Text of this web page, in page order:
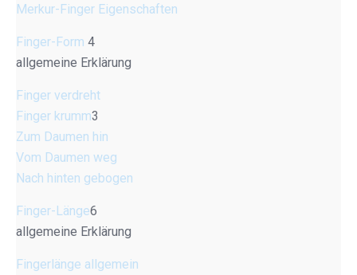
Merkur-Finger Eigenschaften
Finger-Form 4
allgemeine Erklärung
Finger verdreht
Finger krumm3
Zum Daumen hin
Vom Daumen weg
Nach hinten gebogen
Finger-Länge6
allgemeine Erklärung
Fingerlänge allgemein